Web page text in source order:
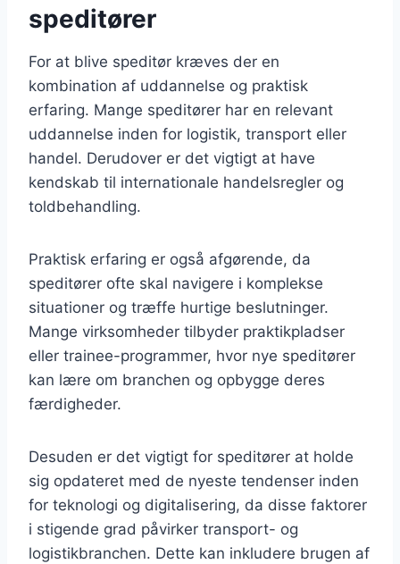
speditører
For at blive speditør kræves der en
kombination af uddannelse og praktisk
erfaring. Mange speditører har en relevant
uddannelse inden for logistik, transport eller
handel. Derudover er det vigtigt at have
kendskab til internationale handelsregler og
toldbehandling.
Praktisk erfaring er også afgørende, da
speditører ofte skal navigere i komplekse
situationer og træffe hurtige beslutninger.
Mange virksomheder tilbyder praktikpladser
eller trainee-programmer, hvor nye speditører
kan lære om branchen og opbygge deres
færdigheder.
Desuden er det vigtigt for speditører at holde
sig opdateret med de nyeste tendenser inden
for teknologi og digitalisering, da disse faktorer
i stigende grad påvirker transport- og
logistikbranchen. Dette kan inkludere brugen af